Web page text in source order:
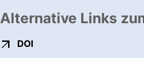
Alternative Links
DOI